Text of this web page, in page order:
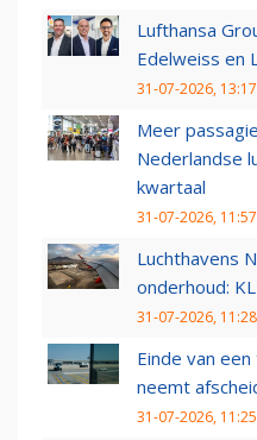
Lufthansa
Edelweiss en
31-07-2026, 13:17
Meer
Nederlandse
kwartaal
31-07-2026, 11:57
Luchthavens
onderhoud:
31-07-2026, 11:28
Einde van
neemt
31-07-2026, 11:25